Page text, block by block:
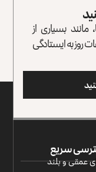
مانند بسیاری از
روز به ایستادگی
سریع
عمقی و بلند